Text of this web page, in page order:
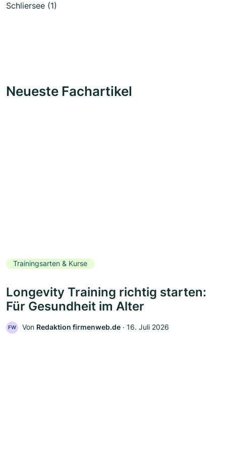
Schliersee (1)
Neueste Fachartikel
Trainingsarten & Kurse
Longevity Training richtig starten:
Für Gesundheit im Alter
FW Von Redaktion firmenweb.de ‧ 16. Juli 2026